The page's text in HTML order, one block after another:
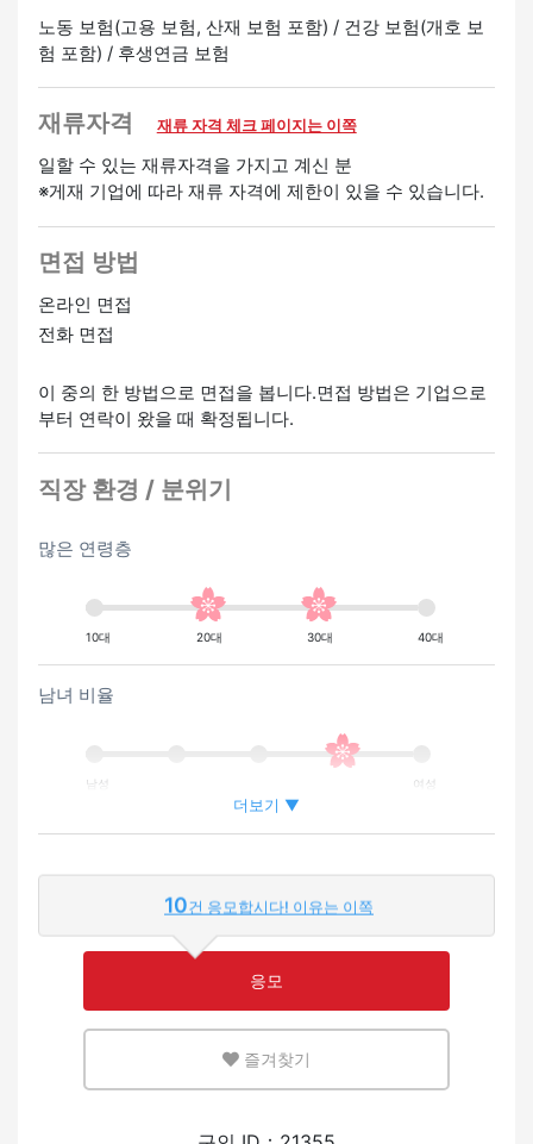
노동 보험(고용 보험, 산재 보험 포함) / 건강 보험(개호 보
험 포함) / 후생연금 보험
재류자격 재류 자격 체크 페이지는 이쪽
일할 수 있는 재류자격을 가지고 계신 분
※게재 기업에 따라 재류 자격에 제한이 있을 수 있습니다.
면접 방법
온라인 면접
전화 면접
이 중의 한 방법으로 면접을 봅니다.면접 방법은 기업으로
부터 연락이 왔을 때 확정됩니다.
직장 환경 / 분위기
많은 연령층
10대 20대 30대 40대
남녀 비율
남성 여성
외국인이 근무하는 비율
영어 또는 모국어를 살릴 수 있는 환경
더보기 ▼
10건 응모합시다! 이유는 이쪽
응모
즐겨찾기